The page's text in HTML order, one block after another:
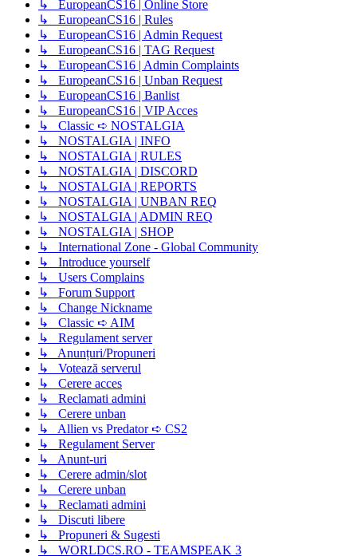
↳ EuropeanCS16 | Online Store
↳ EuropeanCS16 | Rules
↳ EuropeanCS16 | Admin Request
↳ EuropeanCS16 | TAG Request
↳ EuropeanCS16 | Admin Complaints
↳ EuropeanCS16 | Unban Request
↳ EuropeanCS16 | Banlist
↳ EuropeanCS16 | VIP Acces
↳ Classic ➪ NOSTALGIA
↳ NOSTALGIA | INFO
↳ NOSTALGIA | RULES
↳ NOSTALGIA | DISCORD
↳ NOSTALGIA | REPORTS
↳ NOSTALGIA | UNBAN REQ
↳ NOSTALGIA | ADMIN REQ
↳ NOSTALGIA | SHOP
↳ International Zone - Global Community
↳ Introduce yourself
↳ Users Complains
↳ Forum Support
↳ Change Nickname
↳ Classic ➪ AIM
↳ Regulament server
↳ Anunțuri/Propuneri
↳ Votează serverul
↳ Cerere acces
↳ Reclamati admini
↳ Cerere unban
↳ Allien vs Predator ➪ CS2
↳ Regulament Server
↳ Anunt-uri
↳ Cerere admin/slot
↳ Cerere unban
↳ Reclamati admini
↳ Discuti libere
↳ Propuneri & Sugesti
↳ WORLDCS.RO - TEAMSPEAK 3